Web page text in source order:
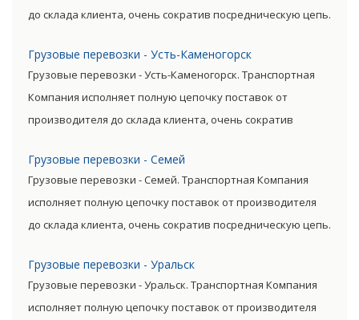
до склада клиента, очень сократив посредническую цепь.
затраты, существенно снизив уровень итоговой цены
товара.
Грузовые перевозки - Усть-Каменогорск
Грузовые перевозки - Усть-Каменогорск. Транспортная
Компания исполняет полную цепочку поставок от
производителя до склада клиента, очень сократив
уменьшить транспортные затраты, существенно снизив
уровень итоговой цены товара.
Грузовые перевозки - Семей
Грузовые перевозки - Семей. Транспортная Компания
исполняет полную цепочку поставок от производителя
до склада клиента, очень сократив посредническую цепь.
затраты, существенно снизив уровень итоговой цены
товара.
Грузовые перевозки - Уральск
Грузовые перевозки - Уральск. Транспортная Компания
исполняет полную цепочку поставок от производителя